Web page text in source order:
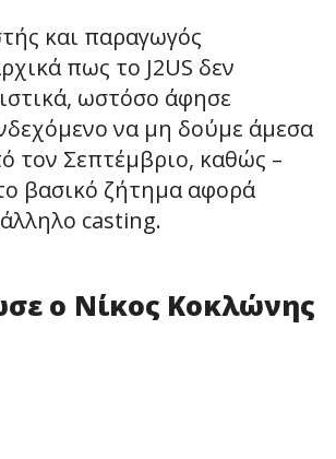
και παραγωγός
πως το J2US δεν
ωστόσο άφησε
να μη δούμε άμεσα
τον Σεπτέμβριο, καθώς –
βασικό ζήτημα αφορά
casting.
ο Νίκος Κοκλώνης